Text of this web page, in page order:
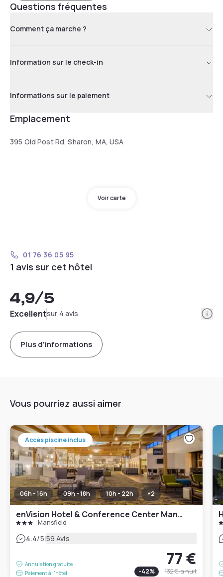
Questions fréquentes
Comment ça marche ?
Information sur le check-in
Informations sur le paiement
Emplacement
395 Old Post Rd, Sharon, MA, USA
Voir carte
01 76 36 05 95
1 avis sur cet hôtel
4,9/5
Excellentsur 4 avis
Plus d'informations
Vous pourriez aussi aimer
Accès piscine inclus
06h - 16h 09h - 18h 10h - 22h +2
enVision Hotel & Conference Center Mansfield-Foxboro
Mansfield
4.4/5|59 Avis
Annulation gratuite
Paiement à l'hôtel
77 €
-42% 132 €la nuit